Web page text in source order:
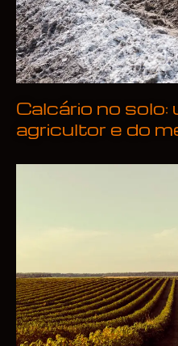
Calcário no solo:
agricultor e do